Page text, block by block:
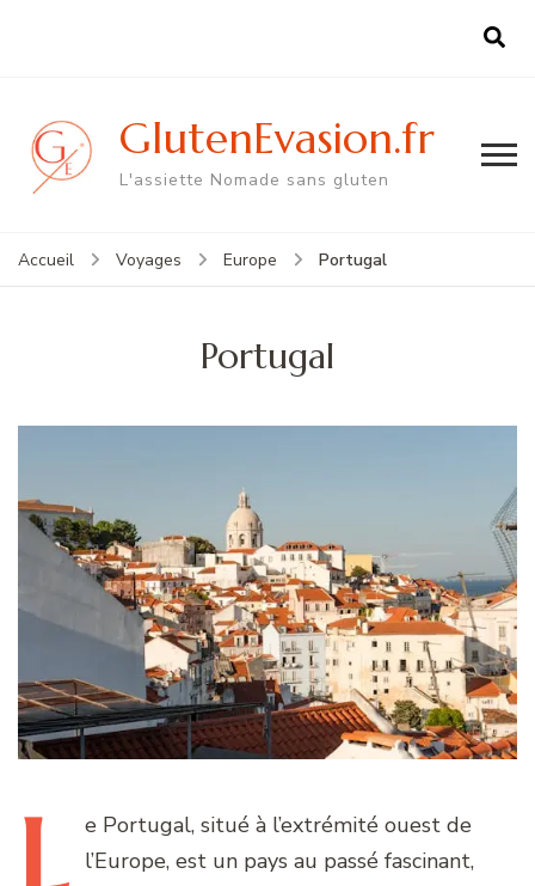
GlutenEvasion.fr
L'assiette Nomade sans gluten
Accueil Voyages Europe Portugal
Portugal
L e Portugal, situé à l’extrémité ouest de
l’Europe, est un pays au passé fascinant,